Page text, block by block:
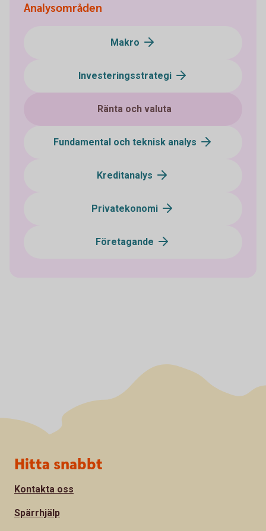
Analysområden
Makro
Investeringsstrategi
Ränta och valuta
Fundamental och teknisk analys
Kreditanalys
Privatekonomi
Företagande
Sidfot
Hitta snabbt
Kontakta oss
Spärrhjälp